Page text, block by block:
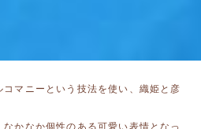
マニーという技法を使い、織姫と彦
かなか個性のある可愛い表情となっ